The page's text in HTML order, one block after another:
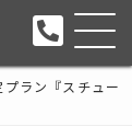
プラン『スチュー